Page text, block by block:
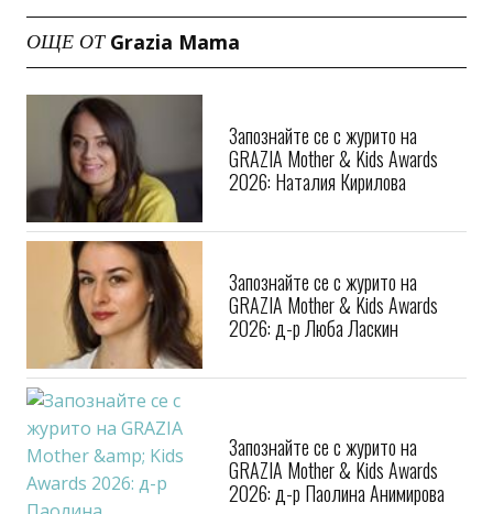
ОЩЕ ОТ Grazia Mama
Запознайте се с журито на
GRAZIA Mother & Kids Awards
2026: Наталия Кирилова
Запознайте се с журито на
GRAZIA Mother & Kids Awards
2026: д-р Люба Ласкин
Запознайте се с журито на
GRAZIA Mother & Kids Awards
2026: д-р Паолина Анимирова